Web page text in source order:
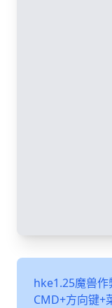
hke1.25魔兽
CMD+方向键+